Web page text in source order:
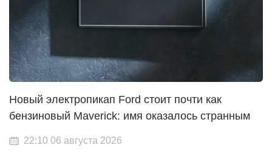
Новый электропикап Ford стоит почти как
бензиновый Maverick: имя оказалось странным
22:10 06 августа 2026